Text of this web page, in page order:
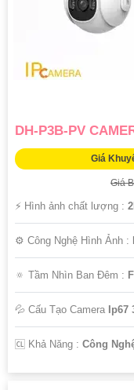
DH-P3B-PV
Giá
Giá
️⚡ Hình ảnh chất lượng :
⚙ Công Nghệ Hình Ảnh :
🔅 Tầm Nhìn Ban Đêm :
💦 Cấu Tạo Camera Ip67
️🆑 Khả Năng : Công